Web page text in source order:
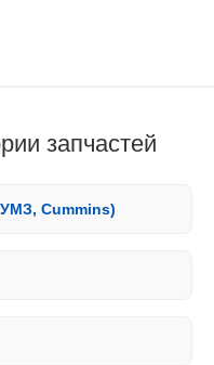
запчастей
Cummins)